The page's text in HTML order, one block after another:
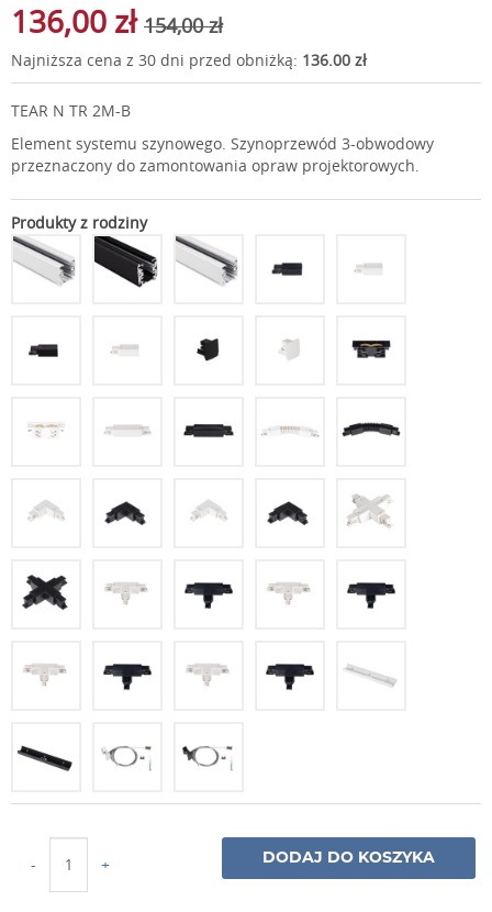
136,00 zł 154,00 zł
Najniższa cena z 30 dni przed obniżką: 136.00 zł
TEAR N TR 2M-B
Element systemu szynowego. Szynoprzewód 3-obwodowy
przeznaczony do zamontowania opraw projektorowych.
Produkty z rodziny
- + DODAJ DO KOSZYKA